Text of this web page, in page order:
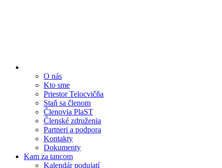
O nás
Kto sme
Priestor Telocvičňa
Staň sa členom
Členovia PlaST
Členské združenia
Partneri a podpora
Kontakty
Dokumenty
Kam za tancom
Kalendár podujatí